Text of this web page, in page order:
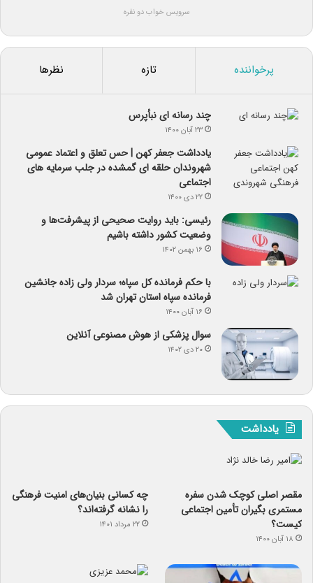
سرویس خواب دو نفره
پرخواننده تازه نظرها
چند رسانه ای نبأپرس
۲۳ آبان ۱۴۰۰
یادداشت جعفر کهن | حس تعلق و اعتماد عمومی
شهروندان حلقه ای گمشده در جلب سرمایه های
اجتماعی
۲۲ دی ۱۴۰۰
رئیسی: باید روایت صحیحی از پیشرفت‌ها و
وضعیت کشور داشته باشیم
۱۶ بهمن ۱۴۰۲
با حکم فرمانده کل سپاه؛ سردار ولی زاده جانشین
فرمانده سپاه استان تهران شد
۱۶ آبان ۱۴۰۰
سوال پزشکی از هوش مصنوعی آنلاین
۲۰ دی ۱۴۰۲
یادداشت
مقصر اصلی کوچک شدن سفره
مستمری بگیران تأمین اجتماعی
کیست؟
۱۸ آبان ۱۴۰۰
چه کسانی بنیان‌های امنیت فرهنگی
را نشانه گرفته‌اند؟
۲۲ مرداد ۱۴۰۱